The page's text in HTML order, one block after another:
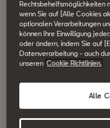
Ihres Autos von
●Zeitplan:
Abfahrtszeiten
oder Kühlen ein.
Anmerkung: Das
Rechtsbehelfsmöglichkeiten
wenn Sie auf [Alle Cookies
optionalen Verarbeitungen
können Ihre Einwilligung
oder ändern, indem Sie auf
Datenverarbeitung - auch
unseren Cookie Richtlinien.
Alle